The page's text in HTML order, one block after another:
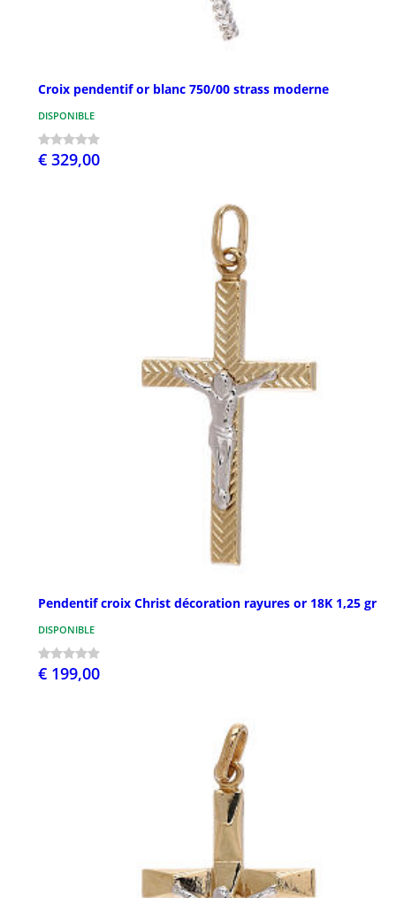
Croix pendentif or blanc 750/00 strass moderne
DISPONIBLE
€ 329,00
Pendentif croix Christ décoration rayures or 18K 1,25 gr
DISPONIBLE
€ 199,00